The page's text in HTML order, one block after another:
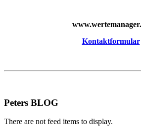
Kontaktformular
Peters BLOG
There are not feed items to display.